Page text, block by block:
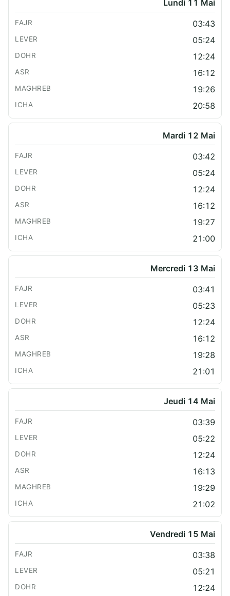
Lundi 11 Mai
03:43
05:24
12:24
16:12
19:26
20:58
Mardi 12 Mai
03:42
05:24
12:24
16:12
19:27
21:00
Mercredi 13 Mai
03:41
05:23
12:24
16:12
19:28
21:01
Jeudi 14 Mai
03:39
05:22
12:24
16:13
19:29
21:02
Vendredi 15 Mai
03:38
05:21
12:24